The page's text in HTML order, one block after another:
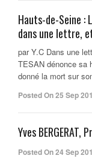
Hauts-de-Seine :
dans une lettre,
par Y.C Dans une
TESAN dénonce sa
donné la mort sur
Posted On 25 Sep
Yves BERGERAT,
Posted On 24 Sep